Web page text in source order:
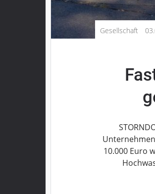
Antrifttal
Feldatal
Gesellschaft
10.000 Euro